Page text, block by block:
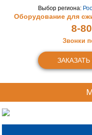
Выбор региона:
Оборудование для
8-
Звонки